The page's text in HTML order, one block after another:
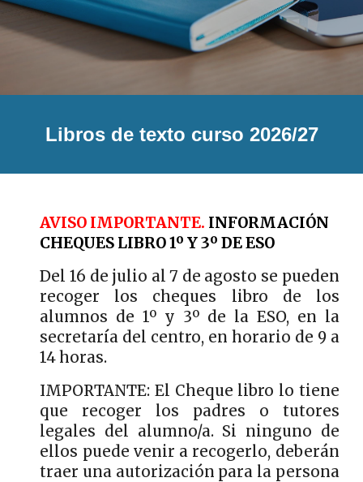
Libros de texto curso 2026/27
AVISO IMPORTANTE. INFORMACIÓN
CHEQUES LIBRO 1º Y 3º DE ESO
Del 16 de julio al 7 de agosto se pueden
recoger los cheques libro de los
alumnos de 1º y 3º de la ESO, en la
secretaría del centro, en horario de 9 a
14 horas.
IMPORTANTE: El Cheque libro lo tiene
que recoger los padres o tutores
legales del alumno/a. Si ninguno de
ellos puede venir a recogerlo, deberán
traer una autorización para la persona